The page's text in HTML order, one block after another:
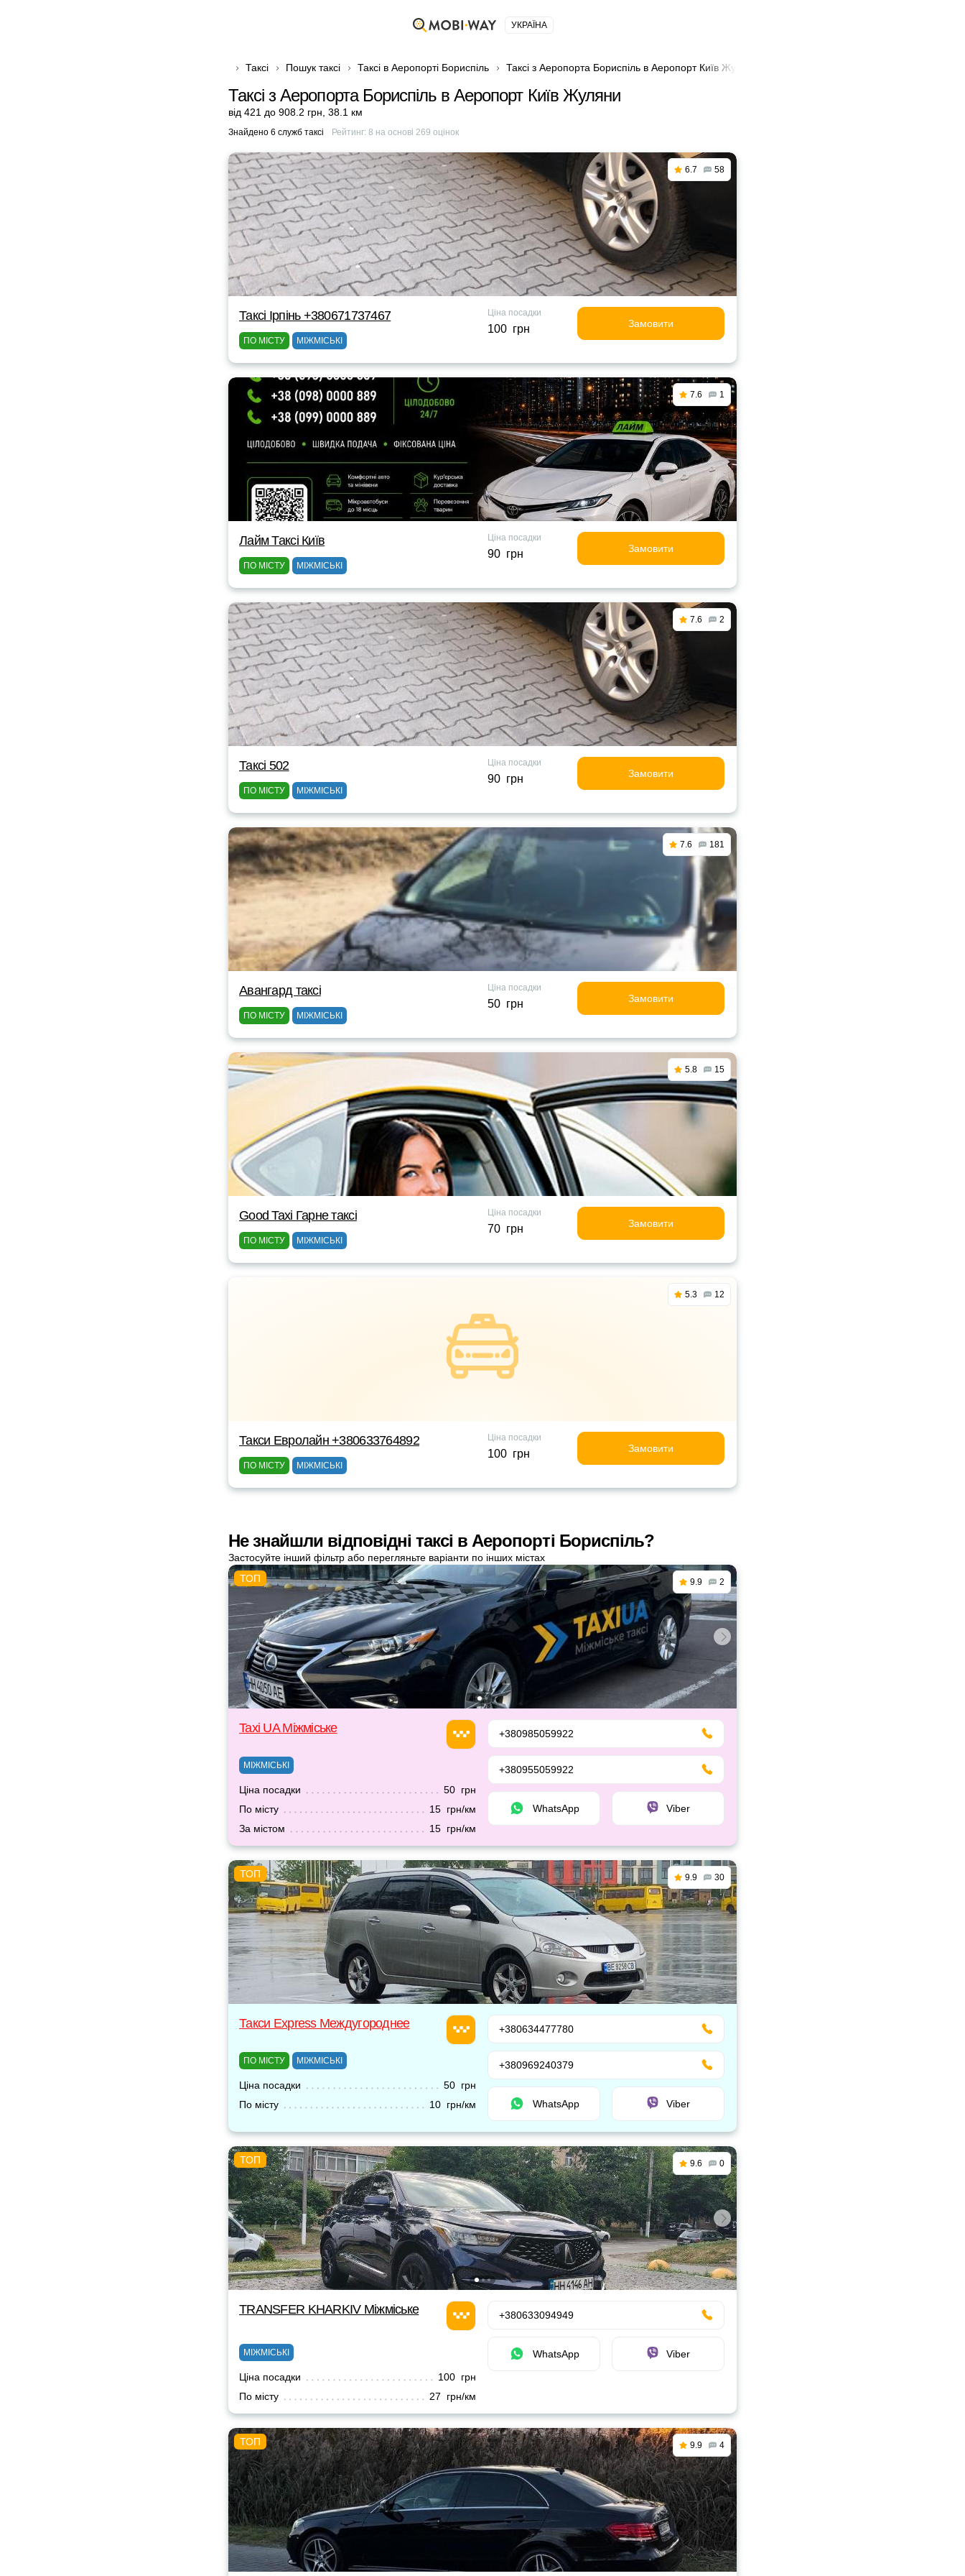
УКРАЇНА
Таксі Пошук таксі Таксі в Аеропорті Бориспіль Таксі з Аеропорта Бориспіль в Аеропорт Київ Жуляни
Таксі з Аеропорта Бориспіль в Аеропорт Київ Жуляни
від 421 до 908.2 грн 38.1 км
Знайдено 6 служб таксі Рейтинг: 8 на основі 269 оцінок
6.7 58
Таксі Ірпінь +380671737467
ПО МІСТУ МІЖМІСЬКІ
Ціна посадки
100 грн Замовити
7.6 1
Лайм Таксі Київ
ПО МІСТУ МІЖМІСЬКІ
Ціна посадки
90 грн Замовити
7.6 2
Таксі 502
ПО МІСТУ МІЖМІСЬКІ
Ціна посадки
90 грн Замовити
7.6 181
Авангард таксі
ПО МІСТУ МІЖМІСЬКІ
Ціна посадки
50 грн Замовити
5.8 15
Good Taxi Гарне таксi
ПО МІСТУ МІЖМІСЬКІ
Ціна посадки
70 грн Замовити
5.3 12
Такси Евролайн +380633764892
ПО МІСТУ МІЖМІСЬКІ
Ціна посадки
100 грн Замовити
Не знайшли відповідні таксі в Аеропорті Бориспіль?
Застосуйте інший фільтр або перегляньте варіанти по інших містах
9.9 2
Taxi UA Міжміське
МІЖМІСЬКІ
Ціна посадки
50 грн
По місту
15 грн/км
За містом
15 грн/км
+380985059922
+380955059922
WhatsApp Viber
9.9 30
Такси Express Междугороднее
ПО МІСТУ МІЖМІСЬКІ
Ціна посадки
50 грн
По місту
10 грн/км
+380634477780
+380969240379
WhatsApp Viber
9.6 0
TRANSFER KHARKIV Міжміське
МІЖМІСЬКІ
Ціна посадки
100 грн
По місту
27 грн/км
+380633094949
WhatsApp Viber
9.9 4